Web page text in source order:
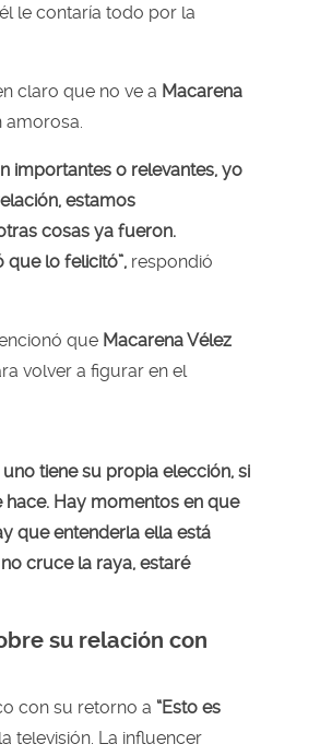
le contaría todo por la
claro que no ve a Macarena
importantes o relevantes, yo
estamos
cosas ya fueron.
que lo felicitó”, respondió
que Macarena Vélez
volver a figurar en el
tiene su propia elección, si
Hay momentos en que
que entenderla ella está
cruce la raya, estaré
su relación con
con su retorno a “Esto es
televisión. La influencer